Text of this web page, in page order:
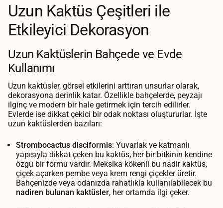
Uzun Kaktüs Çeşitleri ile
Etkileyici Dekorasyon
Uzun Kaktüslerin Bahçede ve Evde
Kullanımı
Uzun kaktüsler, görsel etkilerini arttıran unsurlar olarak,
dekorasyona derinlik katar. Özellikle bahçelerde, peyzajı
ilginç ve modern bir hale getirmek için tercih edilirler.
Evlerde ise dikkat çekici bir odak noktası oluştururlar. İşte
uzun kaktüslerden bazıları:
Strombocactus disciformis: Yuvarlak ve katmanlı
yapısıyla dikkat çeken bu kaktüs, her bir bitkinin kendine
özgü bir formu vardır. Meksika kökenli bu nadir kaktüs,
çiçek açarken pembe veya krem rengi çiçekler üretir.
Bahçenizde veya odanızda rahatlıkla kullanılabilecek bu
nadiren bulunan kaktüsler, her ortamda ilgi çeker.